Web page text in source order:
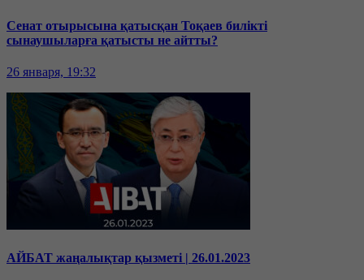
Сенат отырысына қатысқан Тоқаев билікті
сынаушыларға қатысты не айтты?
26 января, 19:32
АЙБАТ жаңалықтар қызметі | 26.01.2023